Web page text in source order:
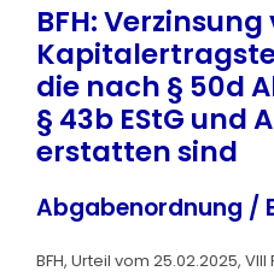
BFH: Verzinsung
die nach § 50d
§ 43b EStG und
erstatten sind
Abgabenordnung /
BFH, Urteil vom 25.02.2025, VIII